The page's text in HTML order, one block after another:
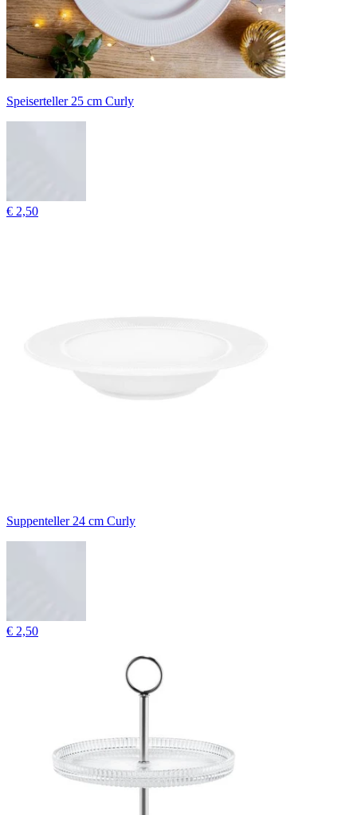
Speiserteller 25 cm Curly
€ 2,50
Suppenteller 24 cm Curly
€ 2,50